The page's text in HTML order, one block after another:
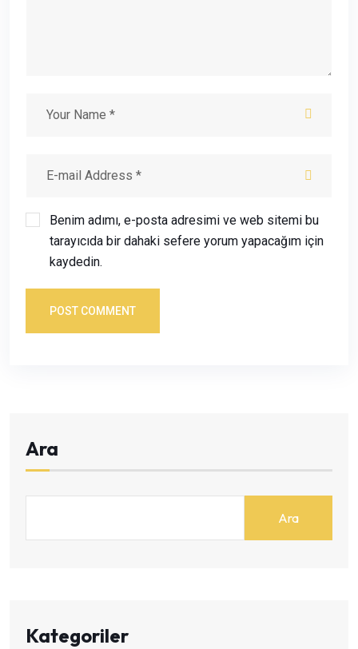
Benim adımı, e-posta adresimi ve web sitemi bu
tarayıcıda bir dahaki sefere yorum yapacağım için
kaydedin.
POST COMMENT
Ara
Ara
Kategoriler